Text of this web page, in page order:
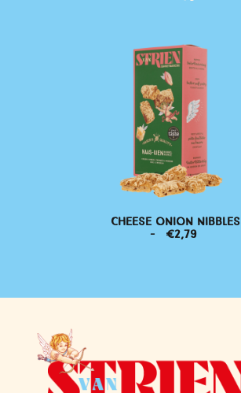
CHEESE ONION NIBBLES
€2,79